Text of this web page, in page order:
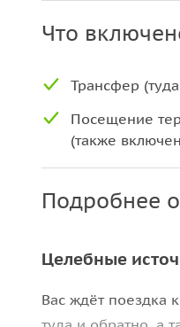
Что
Трансфер
Посещение
(также
Подробнее
Целебные
Вас ждёт поездка